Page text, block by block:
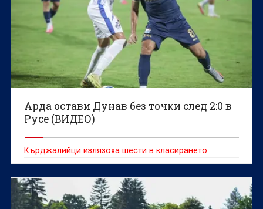
Арда остави Дунав без точки след 2:0 в
Русе (ВИДЕО)
Кърджалийци излязоха шести в класирането